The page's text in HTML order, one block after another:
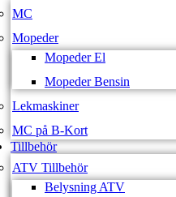
MC
Mopeder
Mopeder El
Mopeder Bensin
Lekmaskiner
MC på B-Kort
Tillbehör
ATV Tillbehör
Belysning ATV